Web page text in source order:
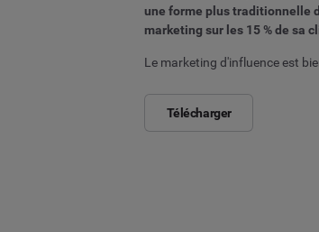
une forme plus traditionnelle
marketing sur les 15 % de sa
Le marketing d'influence est
Télécharger